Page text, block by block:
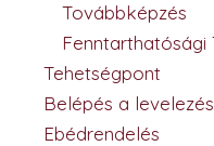
Továbbképzés
Fenntarthatósági
Tehetségpont
Belépés a
Ebédrendelés